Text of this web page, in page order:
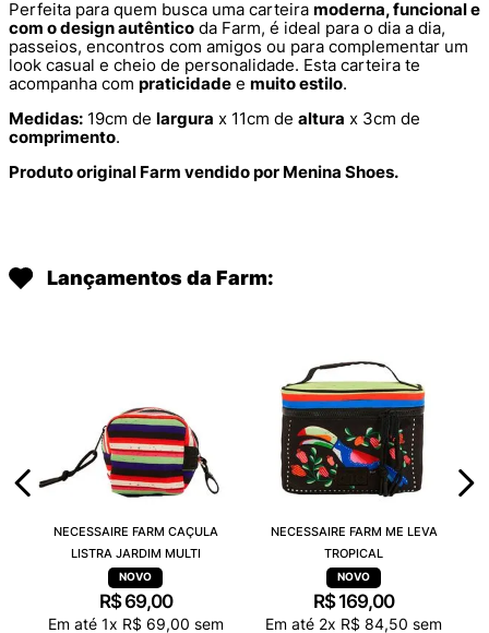
Perfeita para quem busca uma carteira moderna, funcional e
com o design autêntico da Farm, é ideal para o dia a dia,
passeios, encontros com amigos ou para complementar um
look casual e cheio de personalidade. Esta carteira te
acompanha com praticidade e muito estilo.
Medidas: 19cm de largura x 11cm de altura x 3cm de
comprimento.
Produto original Farm vendido por Menina Shoes.
Lançamentos da Farm:
NECESSAIRE FARM CAÇULA
LISTRA JARDIM MULTI
R$ 69,00
Em até 1x R$ 69,00 sem
NECESSAIRE FARM ME LEVA
TROPICAL
R$ 169,00
Em até 2x R$ 84,50 sem